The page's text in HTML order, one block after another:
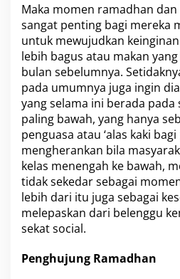
Maka momen ramadhan
sangat penting bagi mereka
untuk mewujudkan
lebih bagus atau makan
bulan sebelumnya.
pada umumnya juga ingin
yang selama ini berada
paling bawah, yang hanya
penguasa atau ‘alas kaki
mengherankan bila
kelas menengah ke bawah,
tidak sekedar sebagai
lebih dari itu juga sebagai
melepaskan dari belenggu
sekat social.
Penghujung Ramadhan